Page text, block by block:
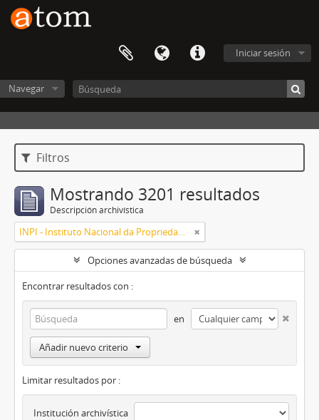
Iniciar sesión
Navegar
Filtros
Mostrando 3201 resultados
Descripción archivística
INPI - Instituto Nacional da Propriedade Industrial
Opciones avanzadas de búsqueda
Encontrar resultados con :
en
Añadir nuevo criterio
Limitar resultados por :
Institución archivística